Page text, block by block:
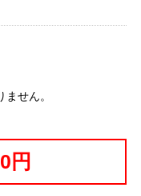
せん。
円